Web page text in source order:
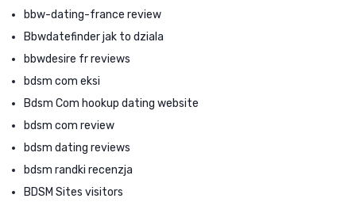
bbw-dating-france review
Bbwdatefinder jak to dziala
bbwdesire fr reviews
bdsm com eksi
Bdsm Com hookup dating website
bdsm com review
bdsm dating reviews
bdsm randki recenzja
BDSM Sites visitors